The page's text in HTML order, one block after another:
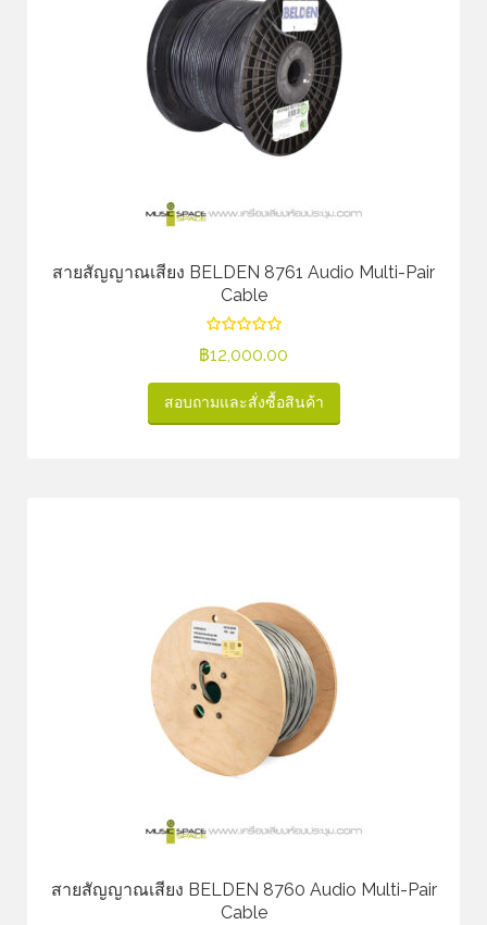
สายสัญญาณเสียง BELDEN 8761 Audio Multi-Pair
Cable
฿12,000.00
สอบถามและสั่งซื้อสินค้า
สายสัญญาณเสียง BELDEN 8760 Audio Multi-Pair
Cable